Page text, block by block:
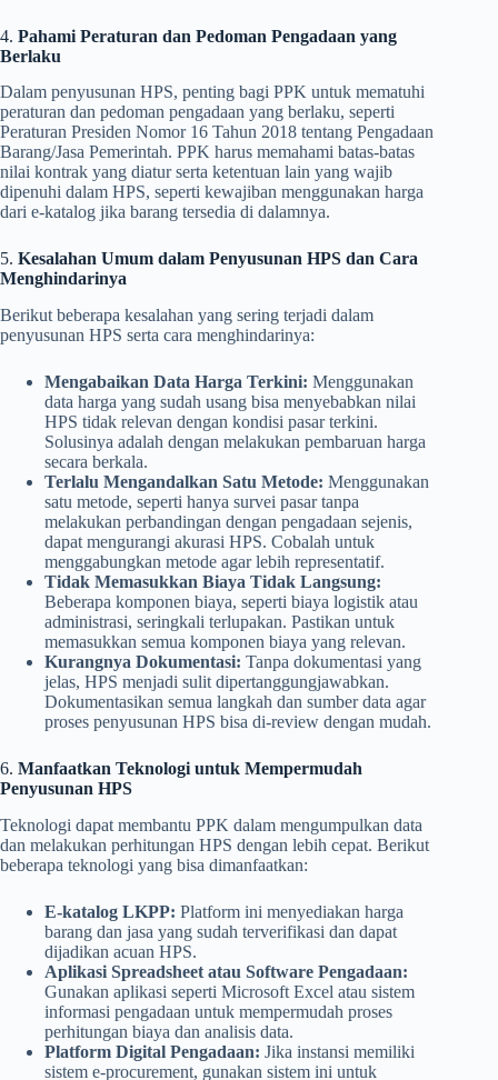
4. Pahami Peraturan dan Pedoman Pengadaan yang
Berlaku
Dalam penyusunan HPS, penting bagi PPK untuk mematuhi
peraturan dan pedoman pengadaan yang berlaku, seperti
Peraturan Presiden Nomor 16 Tahun 2018 tentang Pengadaan
Barang/Jasa Pemerintah. PPK harus memahami batas-batas
nilai kontrak yang diatur serta ketentuan lain yang wajib
dipenuhi dalam HPS, seperti kewajiban menggunakan harga
dari e-katalog jika barang tersedia di dalamnya.
5. Kesalahan Umum dalam Penyusunan HPS dan Cara
Menghindarinya
Berikut beberapa kesalahan yang sering terjadi dalam
penyusunan HPS serta cara menghindarinya:
Mengabaikan Data Harga Terkini: Menggunakan
data harga yang sudah usang bisa menyebabkan nilai
HPS tidak relevan dengan kondisi pasar terkini.
Solusinya adalah dengan melakukan pembaruan harga
secara berkala.
Terlalu Mengandalkan Satu Metode: Menggunakan
satu metode, seperti hanya survei pasar tanpa
melakukan perbandingan dengan pengadaan sejenis,
dapat mengurangi akurasi HPS. Cobalah untuk
menggabungkan metode agar lebih representatif.
Tidak Memasukkan Biaya Tidak Langsung:
Beberapa komponen biaya, seperti biaya logistik atau
administrasi, seringkali terlupakan. Pastikan untuk
memasukkan semua komponen biaya yang relevan.
Kurangnya Dokumentasi: Tanpa dokumentasi yang
jelas, HPS menjadi sulit dipertanggungjawabkan.
Dokumentasikan semua langkah dan sumber data agar
proses penyusunan HPS bisa di-review dengan mudah.
6. Manfaatkan Teknologi untuk Mempermudah
Penyusunan HPS
Teknologi dapat membantu PPK dalam mengumpulkan data
dan melakukan perhitungan HPS dengan lebih cepat. Berikut
beberapa teknologi yang bisa dimanfaatkan:
E-katalog LKPP: Platform ini menyediakan harga
barang dan jasa yang sudah terverifikasi dan dapat
dijadikan acuan HPS.
Aplikasi Spreadsheet atau Software Pengadaan:
Gunakan aplikasi seperti Microsoft Excel atau sistem
informasi pengadaan untuk mempermudah proses
perhitungan biaya dan analisis data.
Platform Digital Pengadaan: Jika instansi memiliki
sistem e-procurement, gunakan sistem ini untuk